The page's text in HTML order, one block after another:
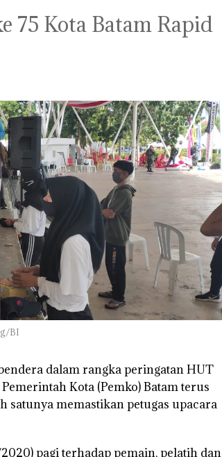
75 Kota Batam Rapid
BI
dalam rangka peringatan HUT
Kota (Pemko) Batam terus
satunya memastikan petugas upacara
pagi terhadap pemain, pelatih dan